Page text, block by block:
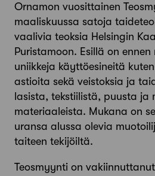
Ornamon vuosittainen
maaliskuussa satoja
vaalivia teoksia Helsingin
Puristamoon. Esillä on
uniikkeja käyttöesineitä
astioita sekä veistoksia ja
lasista, tekstiilistä, puusta ja
materiaaleista. Mukana on
uransa alussa olevia
taiteen tekijöiltä.
Teosmyynti on